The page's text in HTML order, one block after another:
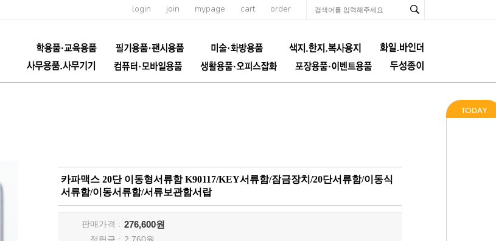
login join mypage cart order
카파맥스 20단 이동형서류함 K90117/KEY서류함/잠금장치/20단서류함/이동식
서류함/이동서류함/서류보관함서랍
판매가격 : 276,600원